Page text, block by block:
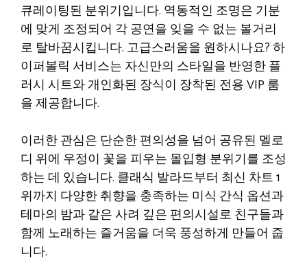
큐레이팅된 분위기입니다. 역동적인 조명은 기분
에 맞게 조정되어 각 공연을 잊을 수 없는 볼거리
로 탈바꿈시킵니다. 고급스러움을 원하시나요? 하
이퍼볼릭 서비스는 자신만의 스타일을 반영한 플
러시 시트와 개인화된 장식이 장착된 전용 VIP 룸
을 제공합니다.
이러한 관심은 단순한 편의성을 넘어 공유된 멜로
디 위에 우정이 꽃을 피우는 몰입형 분위기를 조성
하는 데 있습니다. 클래식 발라드부터 최신 차트 1
위까지 다양한 취향을 충족하는 미식 간식 옵션과
테마의 밤과 같은 사려 깊은 편의시설로 친구들과
함께 노래하는 즐거움을 더욱 풍성하게 만들어 줍
니다.